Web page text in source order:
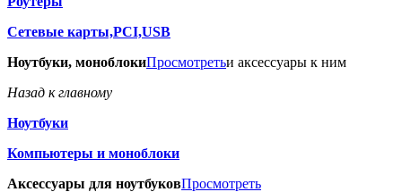
Сетевые карты,PCI,USB
Ноутбуки, моноблокиПросмотретьи аксессуары к ним
Назад к главному
Ноутбуки
Компьютеры и моноблоки
Аксессуары для ноутбуковПросмотреть